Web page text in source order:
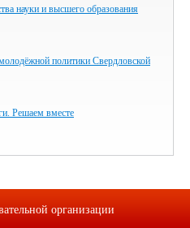
науки и высшего образования
политики Свердловской
Решаем вместе
организации